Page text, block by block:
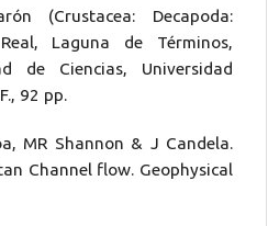
(Crustacea: Decapoda:
Laguna de Términos,
de Ciencias, Universidad
92 pp.
MR Shannon & J Candela.
Channel flow. Geophysical